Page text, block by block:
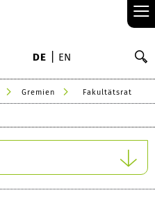
≡
DE EN
Gremien Fakultätsrat